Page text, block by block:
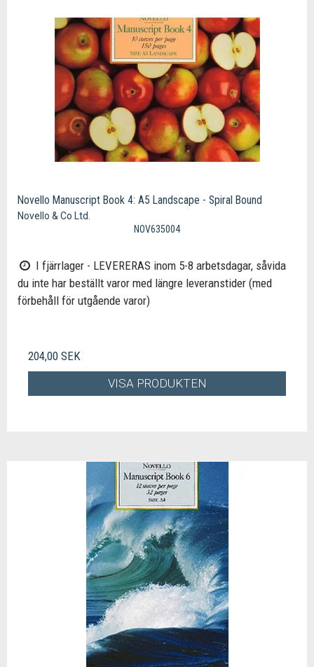
Novello Manuscript Book 4: A5 Landscape - Spiral Bound
Novello & Co Ltd.
NOV635004
I fjärrlager - LEVERERAS inom 5-8 arbetsdagar, såvida
du inte har beställt varor med längre leveranstider (med
förbehåll för utgående varor)
204,00 SEK
VISA PRODUKTEN